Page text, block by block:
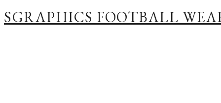
SGRAPHICS FOOTBALL